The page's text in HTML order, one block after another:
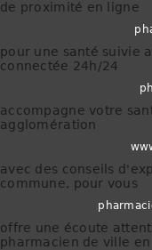
de proximité en ligne
pour une santé suivie
connectée 24h/24
accompagne votre
agglomération
avec des conseils
commune, pour vous
offre une écoute
pharmacien de ville